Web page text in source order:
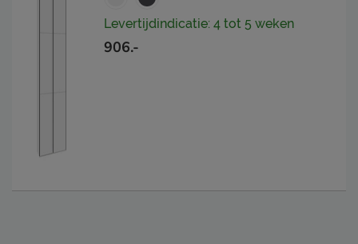
Levertijdindicatie: 4 tot 5 weken
906.-